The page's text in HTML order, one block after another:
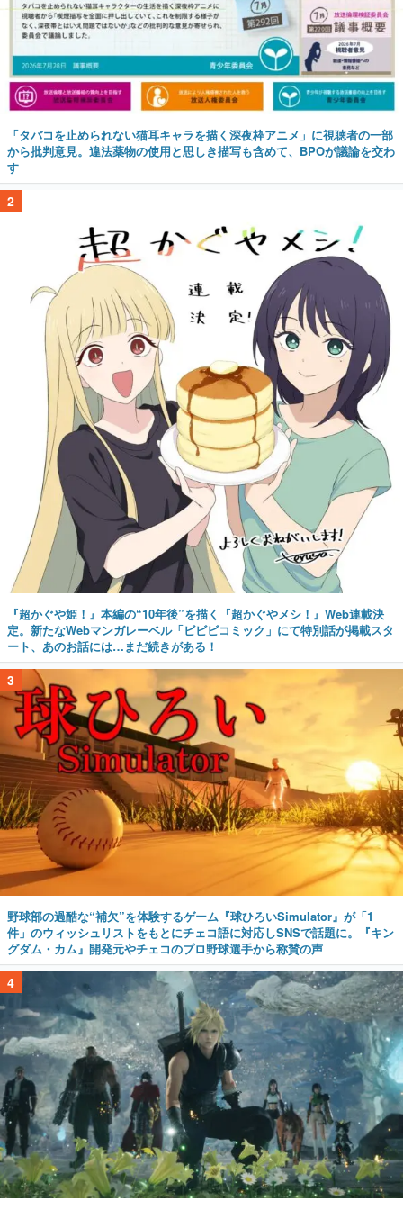
「タバコを止められない猫耳キャラを描く深夜枠アニメ」に視聴者の一部
から批判意見。違法薬物の使用と思しき描写も含めて、BPOが議論を交わ
す
2
『超かぐや姫！』本編の“10年後”を描く『超かぐやメシ！』Web連載決
定。新たなWebマンガレーベル「ビビビコミック」にて特別話が掲載スタ
ート、あのお話には…まだ続きがある！
3
野球部の過酷な“補欠”を体験するゲーム『球ひろいSimulator』が「1
件」のウィッシュリストをもとにチェコ語に対応しSNSで話題に。『キン
グダム・カム』開発元やチェコのプロ野球選手から称賛の声
4